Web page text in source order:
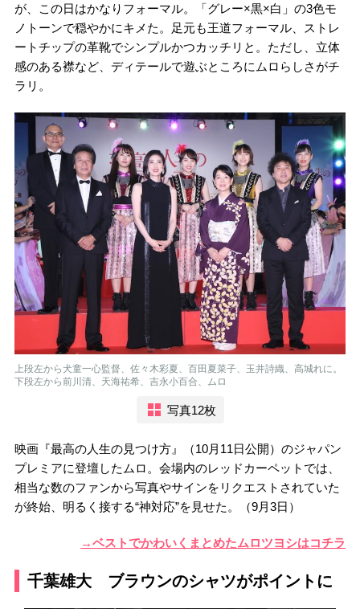
が、この日はかなりフォーマル。「グレー×黒×白」の3色モ
ノトーンで穏やかにキメた。足元も王道フォーマル、ストレ
ートチップの革靴でシンプルかつカッチリと。ただし、立体
感のある襟など、ディテールで遊ぶところにムロらしさがチ
ラリ。
上段左から犬童一心監督、佐々木彩夏、百田夏菜子、玉井詩織、高城れに。
下段左から前川清、天海祐希、吉永小百合、ムロ
写真12枚
映画『最高の人生の見つけ方』（10月11日公開）のジャパン
プレミアに登壇したムロ。会場内のレッドカーペットでは、
相当な数のファンから写真やサインをリクエストされていた
が終始、明るく接する“神対応”を見せた。（9月3日）
→ベストでかわいくまとめたムロツヨシはコチラ
千葉雄大 ブラウンのシャツがポイントに